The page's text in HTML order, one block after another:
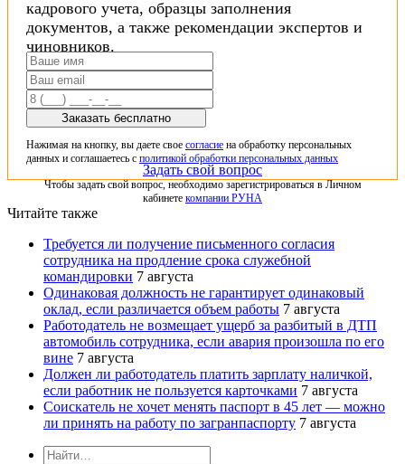
кадрового учета, образцы заполнения
документов, а также рекомендации экспертов и
чиновников.
Заказать бесплатно
Нажимая на кнопку, вы даете свое согласие на обработку персональных
данных и соглашаетесь с политикой обработки персональных данных
Задать свой вопрос
Чтобы задать свой вопрос, необходимо зарегистрироваться в Личном
кабинете компании РУНА
Читайте также
Требуется ли получение письменного согласия
сотрудника на продление срока служебной
командировки 7 августа
Одинаковая должность не гарантирует одинаковый
оклад, если различается объем работы 7 августа
Работодатель не возмещает ущерб за разбитый в ДТП
автомобиль сотрудника, если авария произошла по его
вине 7 августа
Должен ли работодатель платить зарплату наличкой,
если работник не пользуется карточками 7 августа
Соискатель не хочет менять паспорт в 45 лет — можно
ли принять на работу по загранпаспорту 7 августа